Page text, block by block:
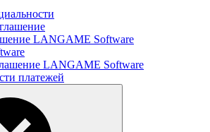
LANGAME Software
LANGAME Software
платежей